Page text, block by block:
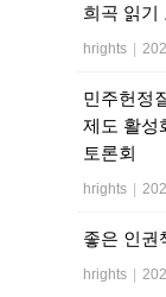
희곡 읽기
hrights |
민주헌정
제도 활성
토론회
hrights |
좋은 인권
hrights |